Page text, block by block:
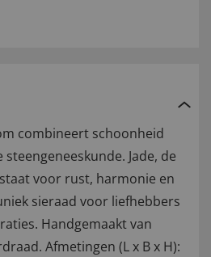
combineert schoonheid
Jade, de
staat voor rust, harmonie en
sieraad voor liefhebbers
Handgemaakt van
Afmetingen (L x B x H):